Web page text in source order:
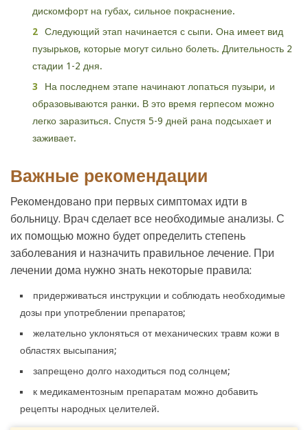
дискомфорт на губах, сильное покраснение.
Следующий этап начинается с сыпи. Она имеет вид
пузырьков, которые могут сильно болеть. Длительность 2
стадии 1-2 дня.
На последнем этапе начинают лопаться пузыри, и
образовываются ранки. В это время герпесом можно
легко заразиться. Спустя 5-9 дней рана подсыхает и
заживает.
Важные рекомендации
Рекомендовано при первых симптомах идти в
больницу. Врач сделает все необходимые анализы. С
их помощью можно будет определить степень
заболевания и назначить правильное лечение. При
лечении дома нужно знать некоторые правила:
придерживаться инструкции и соблюдать необходимые
дозы при употреблении препаратов;
желательно уклоняться от механических травм кожи в
областях высыпания;
запрещено долго находиться под солнцем;
к медикаментозным препаратам можно добавить
рецепты народных целителей.